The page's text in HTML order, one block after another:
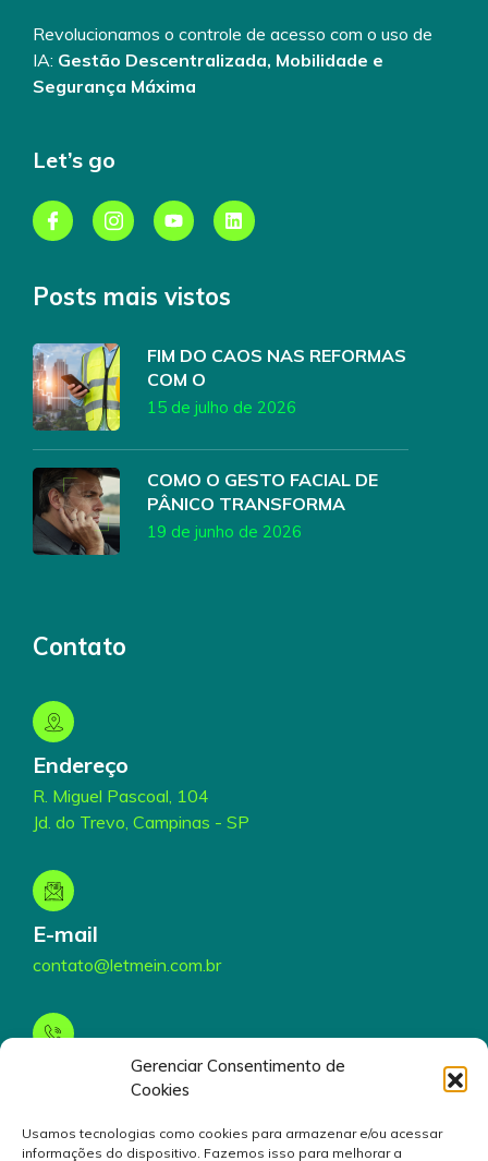
Gerenciar Consentimento de
Cookies
Usamos tecnologias como cookies para armazenar e/ou acessar
informações do dispositivo. Fazemos isso para melhorar a
Revolucionamos o controle de acesso com o uso de
IA: Gestão Descentralizada, Mobilidade e
Segurança Máxima
Let’s go
Posts mais vistos
FIM DO CAOS NAS REFORMAS
COM O
15 de julho de 2026
COMO O GESTO FACIAL DE
PÂNICO TRANSFORMA
19 de junho de 2026
Contato
Endereço
R. Miguel Pascoal, 104
Jd. do Trevo, Campinas - SP
E-mail
contato@letmein.com.br